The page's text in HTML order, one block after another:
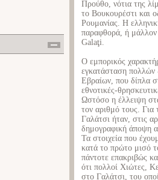
Προύθο, νότια της
το Βουκουρέστι και
Ρουμανίας. Η
παραφθορά, ή μάλλον
Galaţi.
Ο εμπορικός
εγκατάσταση πολλών
Εβραίων, που δίπλα
εθνοτικές-
Ωστόσο η έλλειψη
τον αριθμό τους. Για
Γαλάτσι ήταν, στις
δημογραφική άποψη
Τα στοιχεία που
κατά το πρώτο μισό
πάντοτε επακριβώς
ότι πολλοί Χιώτες,
στο Γαλάτσι, του